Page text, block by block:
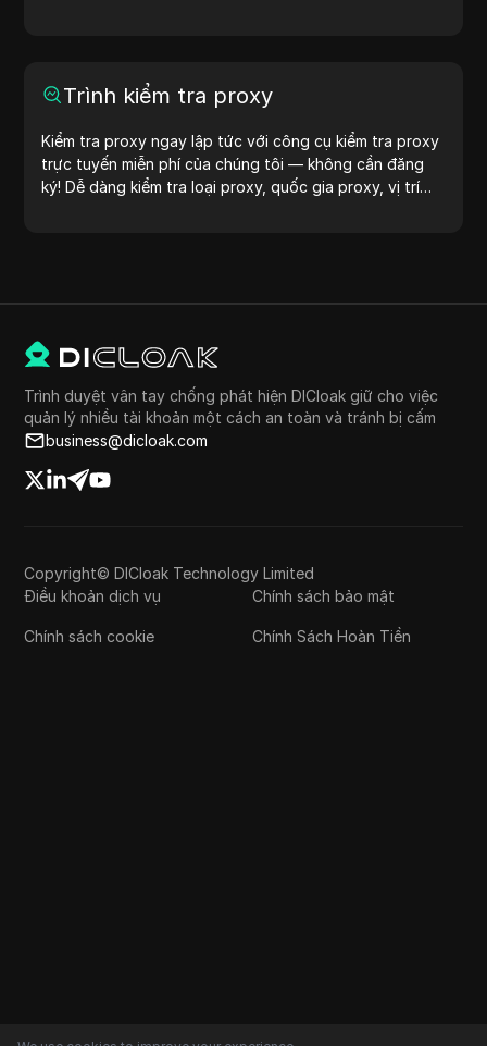
Trình kiểm tra proxy
Kiểm tra proxy ngay lập tức với công cụ kiểm tra proxy
trực tuyến miễn phí của chúng tôi — không cần đăng
ký! Dễ dàng kiểm tra loại proxy, quốc gia proxy, vị trí
Trình duyệt vân tay chống phát hiện DICloak giữ cho việc
quản lý nhiều tài khoản một cách an toàn và tránh bị cấm
business@dicloak.com
Copyright© DICloak Technology Limited
Điều khoản dịch vụ
Chính sách bảo mật
Chính sách cookie Chính Sách Hoàn Tiền